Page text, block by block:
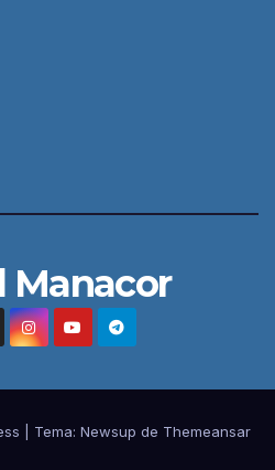
Manacor
Tema: Newsup de Themeansar